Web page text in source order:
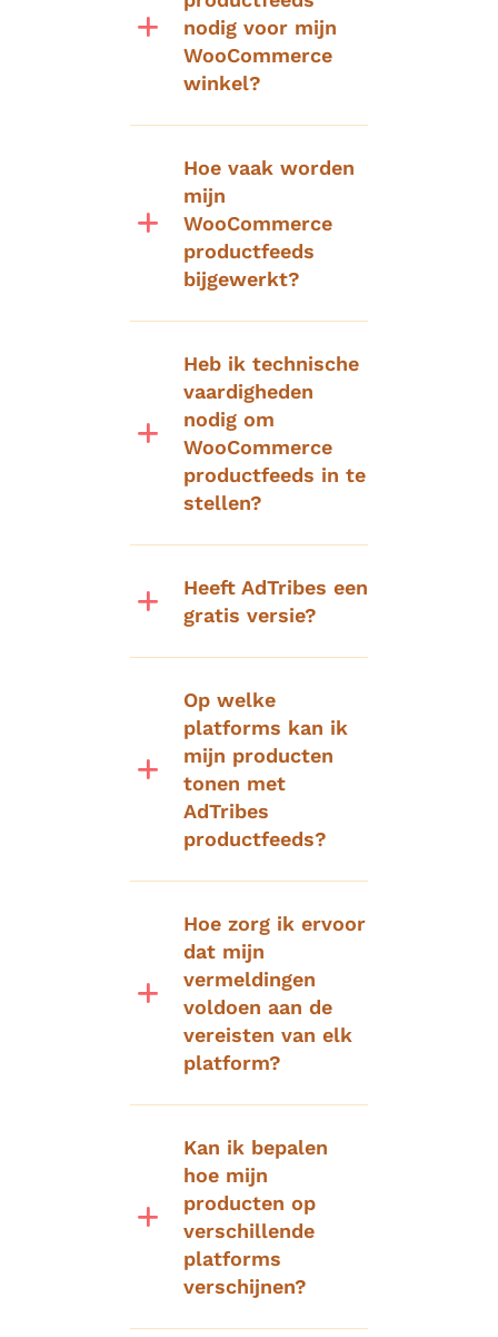
nodig voor mijn
WooCommerce
winkel?
Hoe vaak worden
mijn
WooCommerce
productfeeds
bijgewerkt?
Heb ik technische
vaardigheden
nodig om
WooCommerce
productfeeds in te
stellen?
Heeft AdTribes een
gratis versie?
Op welke
platforms kan ik
mijn producten
tonen met
AdTribes
productfeeds?
Hoe zorg ik ervoor
dat mijn
vermeldingen
voldoen aan de
vereisten van elk
platform?
Kan ik bepalen
hoe mijn
producten op
verschillende
platforms
verschijnen?